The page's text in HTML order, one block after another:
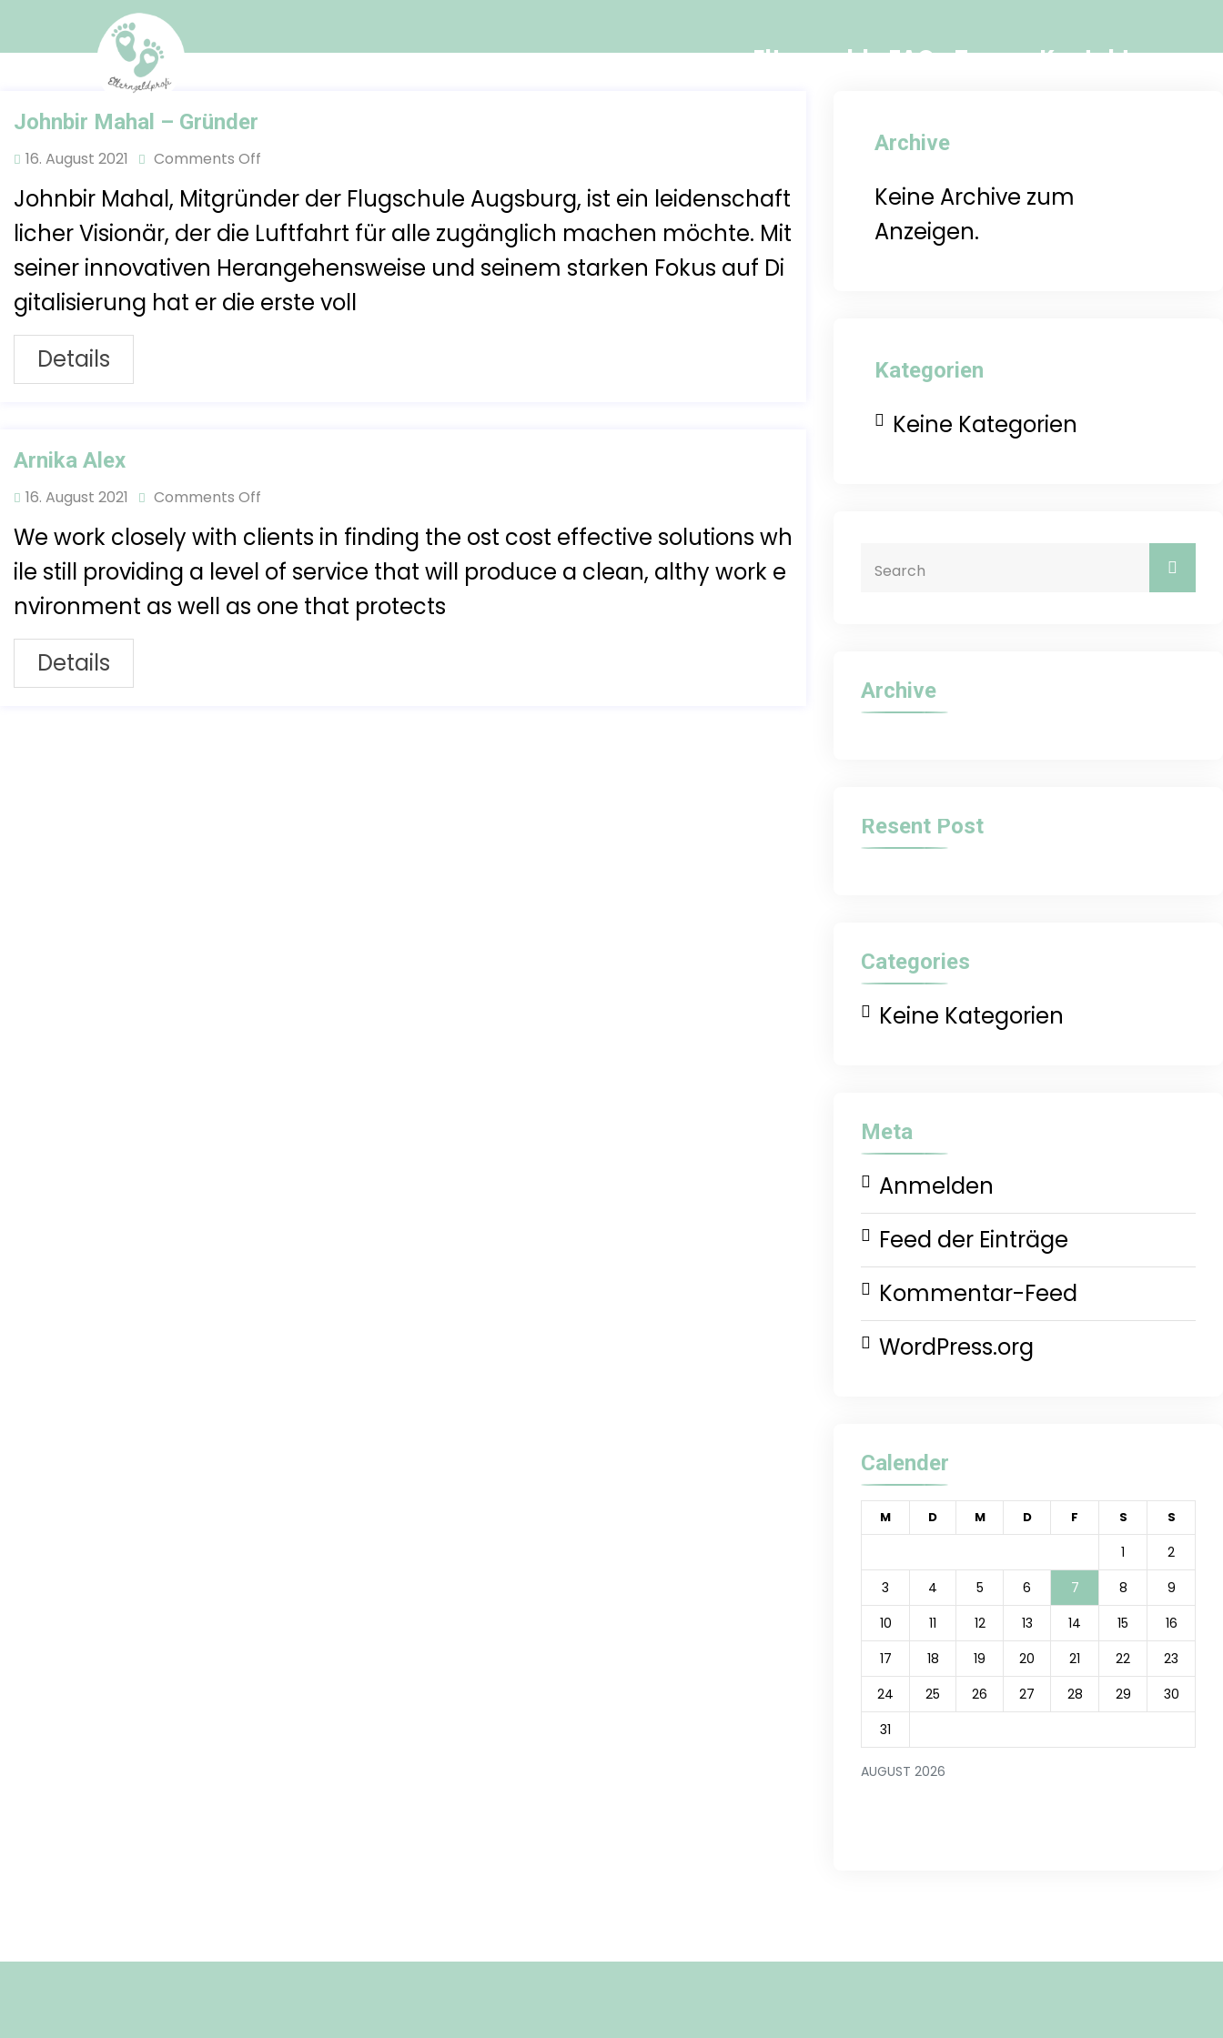
Elterngeld FAQ Team Kontakt
Johnbir Mahal – Gründer
16. August 2021 Comments Off
Johnbir Mahal, Mitgründer der Flugschule Augsburg, ist ein leidenschaft
licher Visionär, der die Luftfahrt für alle zugänglich machen möchte. Mit
seiner innovativen Herangehensweise und seinem starken Fokus auf Di
gitalisierung hat er die erste voll
Details
Arnika Alex
16. August 2021 Comments Off
We work closely with clients in finding the ost cost effective solutions wh
ile still providing a level of service that will produce a clean, althy work e
nvironment as well as one that protects
Details
Archive
Keine Archive zum
Anzeigen.
Kategorien
Keine Kategorien
Archive
Resent Post
Categories
Keine Kategorien
Meta
Anmelden
Feed der Einträge
Kommentar-Feed
WordPress.org
Calender
AUGUST 2026
M D M D F S S
1
2
3
4 5 6 7 8
9
10
11 12 13 14 15
16
17
18 19 20 21 22
23
24
25 26 27 28 29
30
31